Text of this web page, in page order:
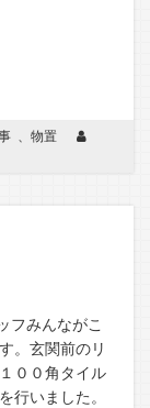
、 物置
フみんながこ
。玄関前のリ
００角タイル
行いました。